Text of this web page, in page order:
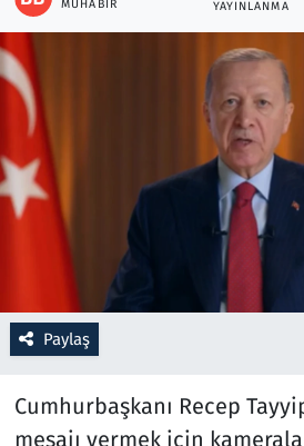
MUHABIR YAYINLANMA
Paylaş
Cumhurbaşkanı Recep
mesajı vermek için
Oyun
Rüya Tabirleri
Savunma Sanayi
Spor